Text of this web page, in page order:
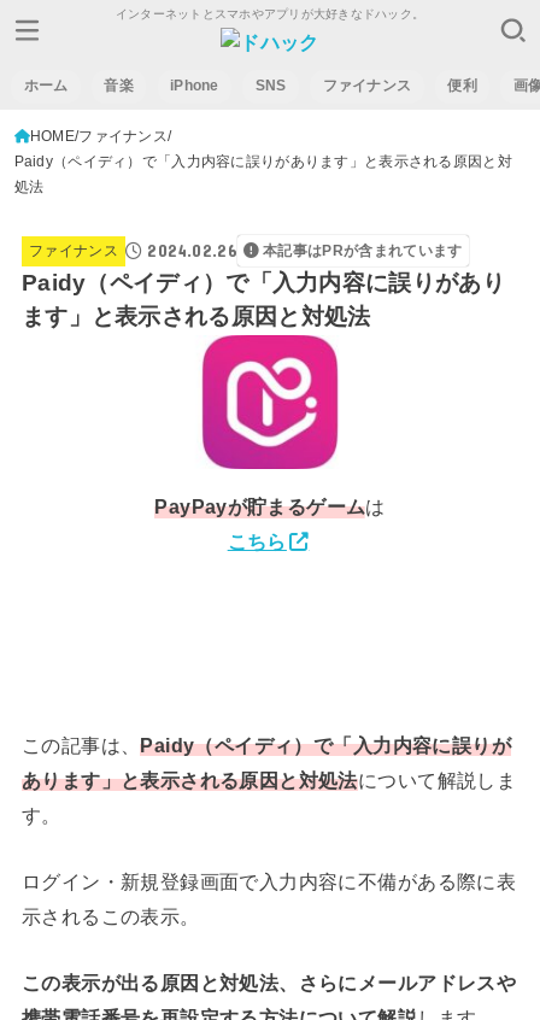
インターネットとスマホやアプリが大好きなドハック。
ホーム 音楽 iPhone SNS ファイナンス 便利 画
HOME ファイナンス
Paidy（ペイディ）で「入力内容に誤りがあります」と表示される原因と対
処法
ファイナンス 2024.02.26 本記事はPRが含まれています
Paidy（ペイディ）で「入力内容に誤りがあり
ます」と表示される原因と対処法
PayPayが貯まるゲームは
こちら
この記事は、Paidy（ペイディ）で「入力内容に誤りが
あります」と表示される原因と対処法について解説しま
す。
ログイン・新規登録画面で入力内容に不備がある際に表
示されるこの表示。
この表示が出る原因と対処法、さらにメールアドレスや